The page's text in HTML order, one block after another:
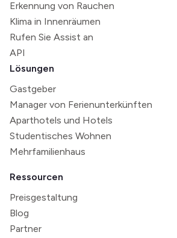
Erkennung von Rauchen
Klima in Innenräumen
Rufen Sie Assist an
API
Lösungen
Gastgeber
Manager von Ferienunterkünften
Aparthotels und Hotels
Studentisches Wohnen
Mehrfamilienhaus
Ressourcen
Preisgestaltung
Blog
Partner